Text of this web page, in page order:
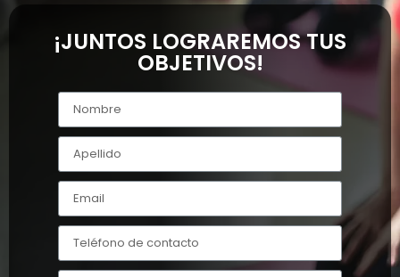
¡JUNTOS LOGRAREMOS TUS
OBJETIVOS!